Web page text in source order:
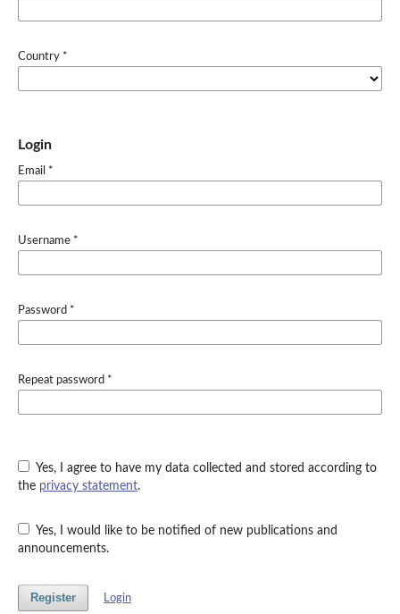
Country *
Login
Email *
Username *
Password *
Repeat password *
the privacy statement.
announcements.
Register Login